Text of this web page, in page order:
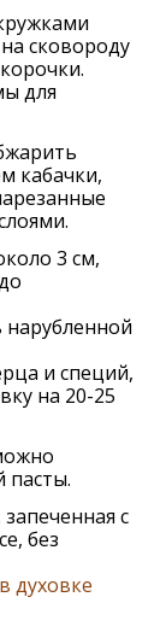
сковороду
для
кабачки,
3 см,
и специй,
на 20-25
пасты.
с
без
духовке